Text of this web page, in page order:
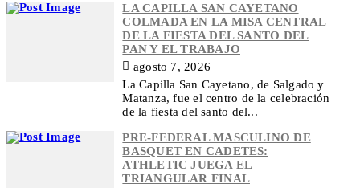
LA CAPILLA SAN CAYETANO
COLMADA EN LA MISA CENTRAL
DE LA FIESTA DEL SANTO DEL
PAN Y EL TRABAJO
agosto 7, 2026
La Capilla San Cayetano, de Salgado y
Matanza, fue el centro de la celebración
de la fiesta del santo del...
PRE-FEDERAL MASCULINO DE
BASQUET EN CADETES:
ATHLETIC JUEGA EL
TRIANGULAR FINAL